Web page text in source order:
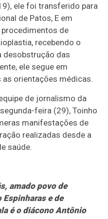
ele foi transferido para
de Patos, E em
de
recebendo o
desobstrução das
ele segue em
orientações médicas.
de jornalismo da
feira (29), Toinho
manifestações de
realizadas desde a
saúde.
amado povo de
Espinharas e de
é o diácono Antônio